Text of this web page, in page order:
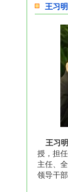
王习
王习明
授，担
主任、
领导干